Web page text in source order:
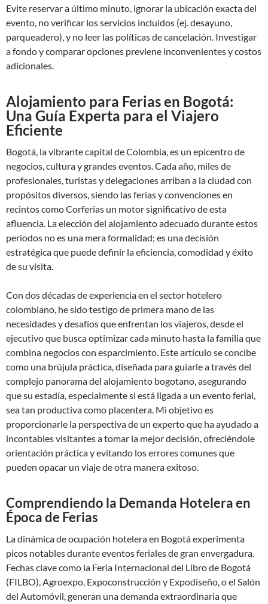
Evite reservar a último minuto, ignorar la ubicación exacta del
evento, no verificar los servicios incluidos (ej. desayuno,
parqueadero), y no leer las políticas de cancelación. Investigar
a fondo y comparar opciones previene inconvenientes y costos
adicionales.
Alojamiento para Ferias en Bogotá:
Una Guía Experta para el Viajero
Eficiente
Bogotá, la vibrante capital de Colombia, es un epicentro de
negocios, cultura y grandes eventos. Cada año, miles de
profesionales, turistas y delegaciones arriban a la ciudad con
propósitos diversos, siendo las ferias y convenciones en
recintos como Corferias un motor significativo de esta
afluencia. La elección del alojamiento adecuado durante estos
periodos no es una mera formalidad; es una decisión
estratégica que puede definir la eficiencia, comodidad y éxito
de su visita.
Con dos décadas de experiencia en el sector hotelero
colombiano, he sido testigo de primera mano de las
necesidades y desafíos que enfrentan los viajeros, desde el
ejecutivo que busca optimizar cada minuto hasta la familia que
combina negocios con esparcimiento. Este artículo se concibe
como una brújula práctica, diseñada para guiarle a través del
complejo panorama del alojamiento bogotano, asegurando
que su estadía, especialmente si está ligada a un evento ferial,
sea tan productiva como placentera. Mi objetivo es
proporcionarle la perspectiva de un experto que ha ayudado a
incontables visitantes a tomar la mejor decisión, ofreciéndole
orientación práctica y evitando los errores comunes que
pueden opacar un viaje de otra manera exitoso.
Comprendiendo la Demanda Hotelera en
Época de Ferias
La dinámica de ocupación hotelera en Bogotá experimenta
picos notables durante eventos feriales de gran envergadura.
Fechas clave como la Feria Internacional del Libro de Bogotá
(FILBO), Agroexpo, Expoconstrucción y Expodiseño, o el Salón
del Automóvil, generan una demanda extraordinaria que